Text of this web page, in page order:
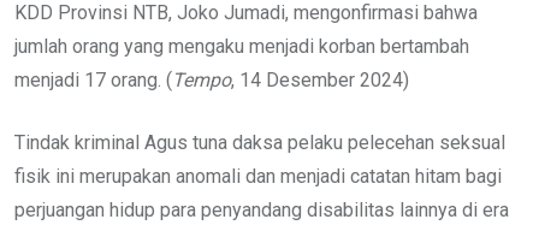
KDD Provinsi NTB, Joko Jumadi, mengonfirmasi bahwa
jumlah orang yang mengaku menjadi korban bertambah
menjadi 17 orang. ( Tempo, 14 Desember 2024)
Tindak kriminal Agus tuna daksa pelaku pelecehan seksual
fisik ini merupakan anomali dan menjadi catatan hitam bagi
perjuangan hidup para penyandang disabilitas lainnya di era